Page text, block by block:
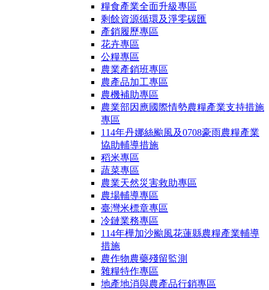
糧食產業全面升級專區
剩餘資源循環及淨零碳匯
產銷履歷專區
花卉專區
公糧專區
農業產銷班專區
農產品加工專區
農機補助專區
農業部因應國際情勢農糧產業支持措施
專區
114年丹娜絲颱風及0708豪雨農糧產業
協助輔導措施
稻米專區
蔬菜專區
農業天然災害救助專區
農場輔導專區
臺灣米標章專區
冷鏈業務專區
114年樺加沙颱風花蓮縣農糧產業輔導
措施
農作物農藥殘留監測
雜糧特作專區
地產地消與農產品行銷專區